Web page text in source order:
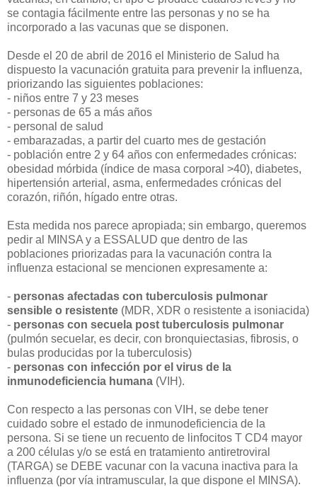
se contagia fácilmente entre las personas y no se ha
incorporado a las vacunas que se disponen.
Desde el 20 de abril de 2016 el Ministerio de Salud ha
dispuesto la vacunación gratuita para prevenir la influenza,
priorizando las siguientes poblaciones:
- niños entre 7 y 23 meses
- personas de 65 a más años
- personal de salud
- embarazadas, a partir del cuarto mes de gestación
- población entre 2 y 64 años con enfermedades crónicas:
obesidad mórbida (índice de masa corporal >40), diabetes,
hipertensión arterial, asma, enfermedades crónicas del
corazón, riñón, hígado entre otras.
Esta medida nos parece apropiada; sin embargo, queremos
pedir al MINSA y a ESSALUD que dentro de las
poblaciones priorizadas para la vacunación contra la
influenza estacional se mencionen expresamente a:
- personas afectadas con tuberculosis pulmonar
sensible o resistente (MDR, XDR o resistente a isoniacida)
- personas con secuela post tuberculosis pulmonar
(pulmón secuelar, es decir, con bronquiectasias, fibrosis, o
bulas producidas por la tuberculosis)
- personas con infección por el virus de la
inmunodeficiencia humana (VIH).
Con respecto a las personas con VIH, se debe tener
cuidado sobre el estado de inmunodeficiencia de la
persona. Si se tiene un recuento de linfocitos T CD4 mayor
a 200 células y/o se está en tratamiento antiretroviral
(TARGA) se DEBE vacunar con la vacuna inactiva para la
influenza (por vía intramuscular, la que dispone el MINSA).